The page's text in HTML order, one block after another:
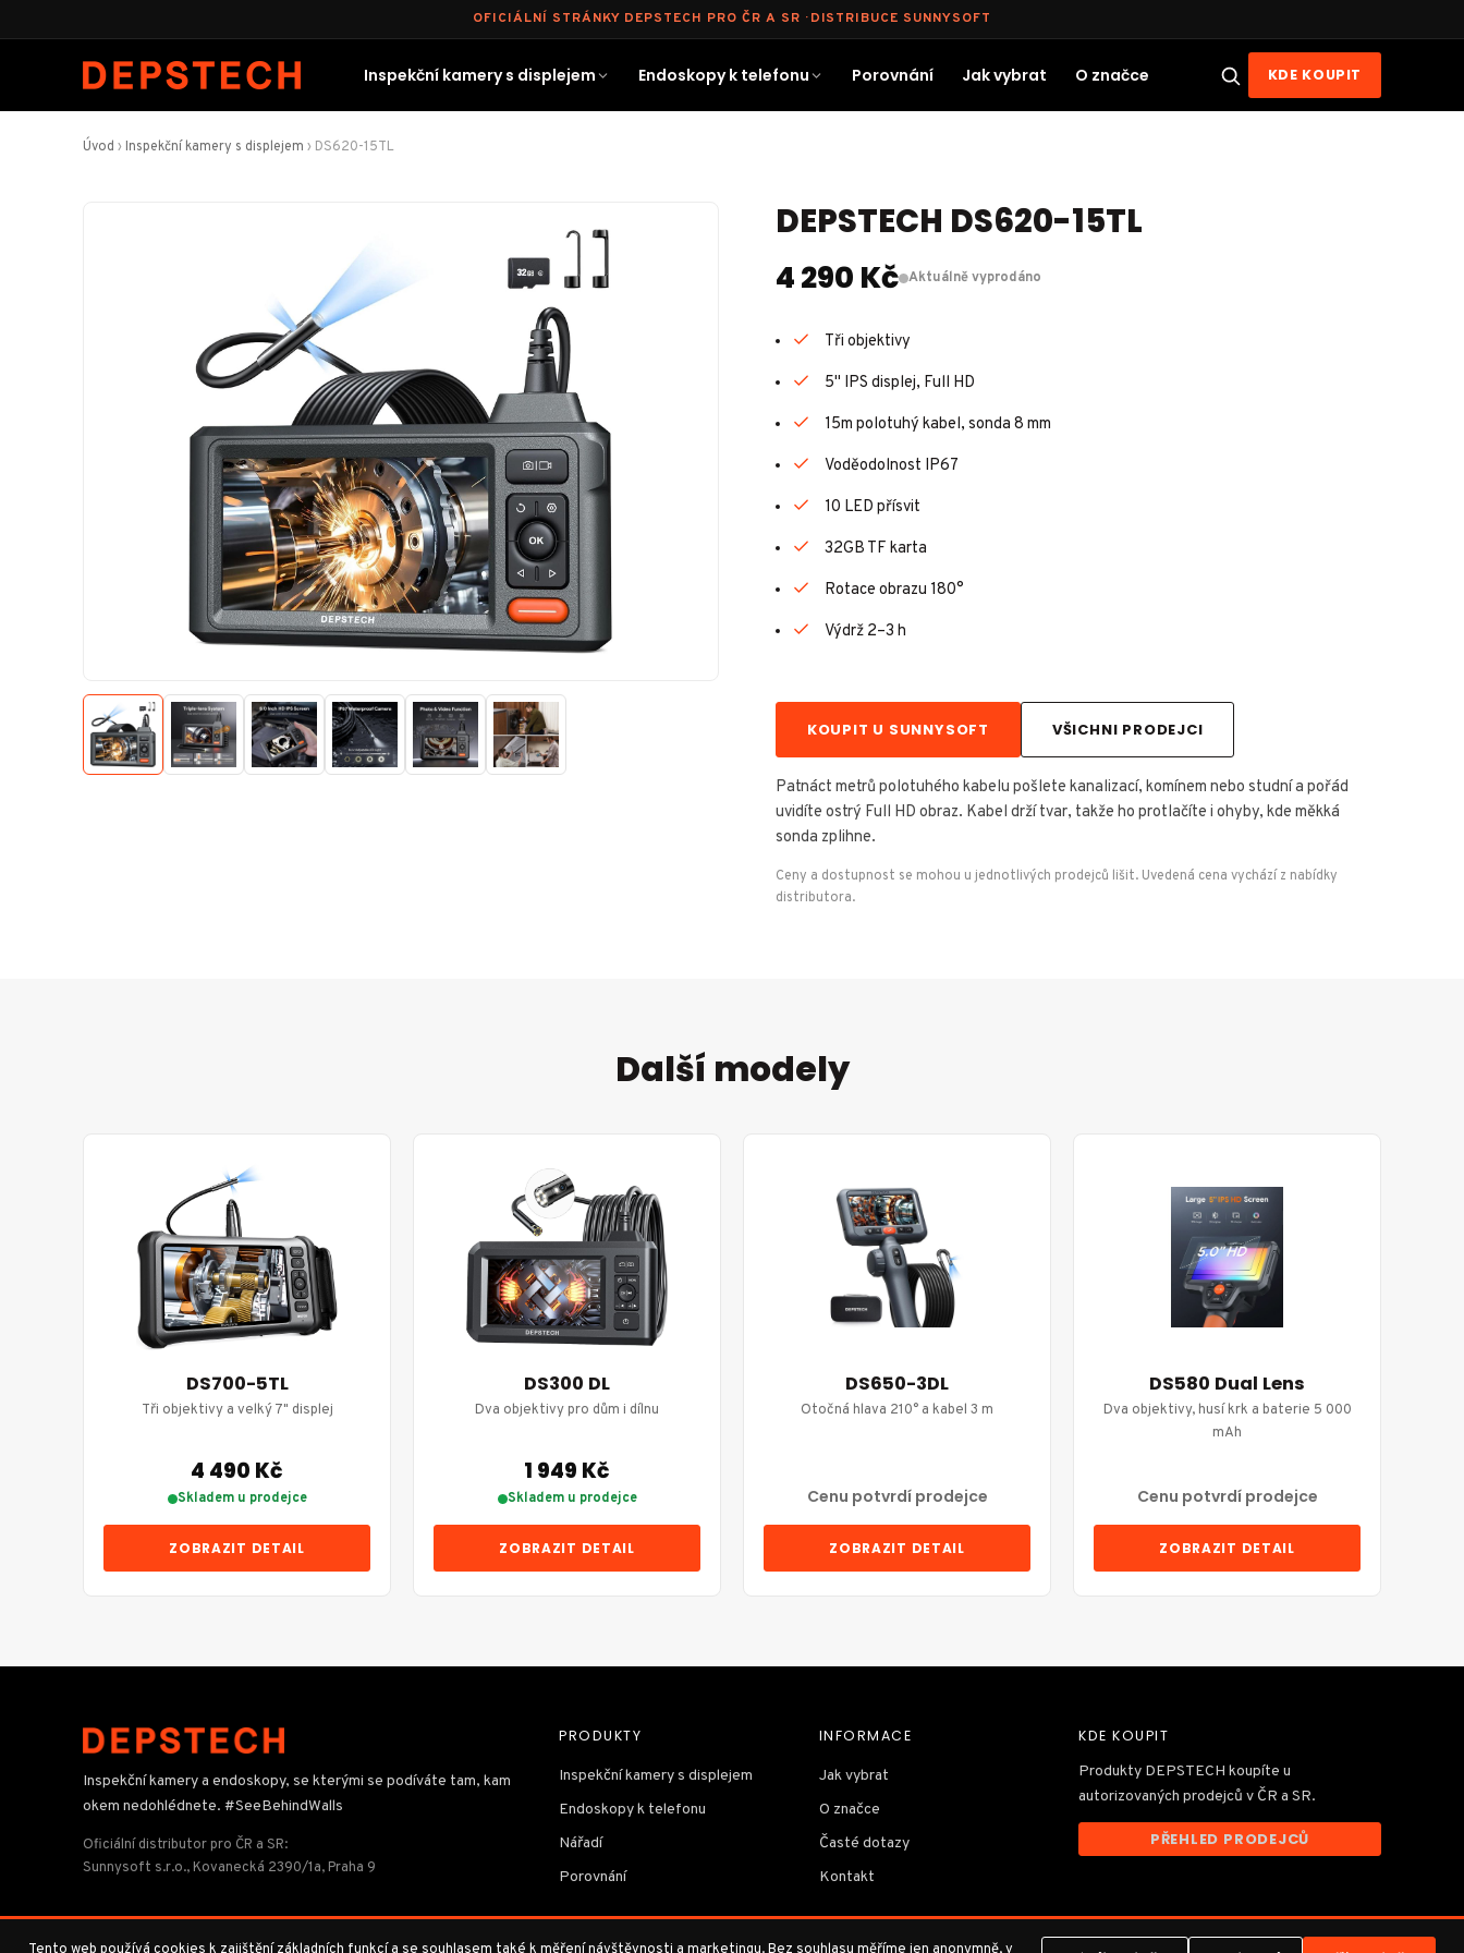
OFICIÁLNÍ STRÁNKY DEPSTECH PRO ČR A SR · DISTRIBUCE SUNNYSOFT
Inspekční kamery s displejem Endoskopy k telefonu Porovnání Jak vybrat O značce KDE KOUPIT
Úvod › Inspekční kamery s displejem › DS620-15TL
DEPSTECH DS620-15TL
4 290 Kč Aktuálně vyprodáno
Tři objektivy
5" IPS displej, Full HD
15m polotuhý kabel, sonda 8 mm
Voděodolnost IP67
10 LED přísvit
32GB TF karta
Rotace obrazu 180°
Výdrž 2–3 h
KOUPIT U SUNNYSOFT VŠICHNI PRODEJCI
Patnáct metrů polotuhého kabelu pošlete kanalizací, komínem nebo studní a pořád
uvidíte ostrý Full HD obraz. Kabel drží tvar, takže ho protlačíte i ohyby, kde měkká
sonda zplihne.
Ceny a dostupnost se mohou u jednotlivých prodejců lišit. Uvedená cena vychází z nabídky
distributora.
Další modely
DS700-5TL
Tři objektivy a velký 7" displej
4 490 Kč
Skladem u prodejce
ZOBRAZIT DETAIL
DS300 DL
Dva objektivy pro dům i dílnu
1 949 Kč
Skladem u prodejce
ZOBRAZIT DETAIL
DS650-3DL
Otočná hlava 210° a kabel 3 m
Cenu potvrdí prodejce
ZOBRAZIT DETAIL
DS580 Dual Lens
Dva objektivy, husí krk a baterie 5 000
mAh
Cenu potvrdí prodejce
ZOBRAZIT DETAIL
Inspekční kamery a endoskopy, se kterými se podíváte tam, kam
okem nedohlédnete. #SeeBehindWalls
Oficiální distributor pro ČR a SR:
Sunnysoft s.r.o., Kovanecká 2390/1a, Praha 9
PRODUKTY
Inspekční kamery s displejem
Endoskopy k telefonu
Nářadí
Porovnání
INFORMACE
Jak vybrat
O značce
Časté dotazy
Kontakt
KDE KOUPIT
Produkty DEPSTECH koupíte u
autorizovaných prodejců v ČR a SR.
PŘEHLED PRODEJCŮ
Tento web používá cookies k zajištění základních funkcí a se souhlasem také k měření návštěvnosti a marketingu. Bez souhlasu měříme jen anonymně, v